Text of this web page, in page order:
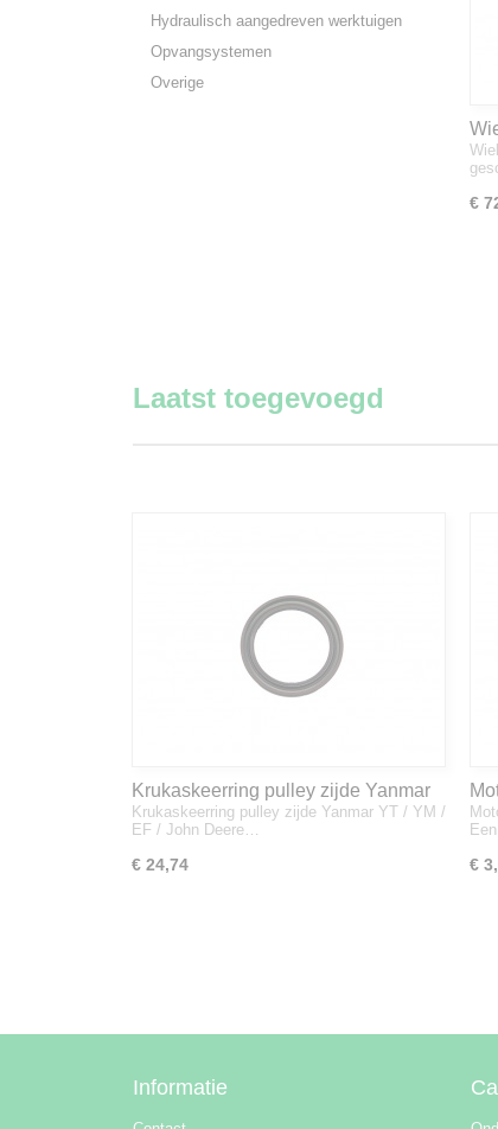
Hydraulisch aangedreven werktuigen
Opvangsystemen
Overige
€
Laatst toegevoegd
Krukaskeerring pulley zijde Yanmar
YT / YM / EF / John Deere - 119934-
01800
Krukaskeerring pulley zijde Yanmar YT / YM /
EF / John Deere…
€ 24,74 €
Informatie